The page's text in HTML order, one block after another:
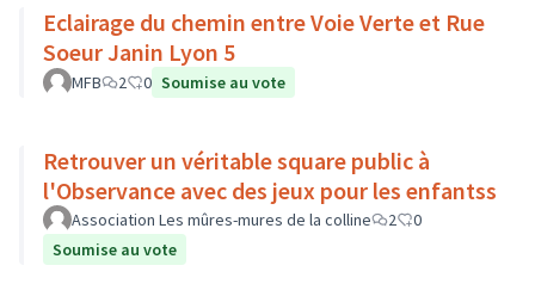
Eclairage du chemin entre Voie Verte et Rue
Soeur Janin Lyon 5
MFB 2 0 Soumise au vote
Retrouver un véritable square public à
l'Observance avec des jeux pour les enfantss
Association Les mûres-mures de la colline 2
0
Soumise au vote